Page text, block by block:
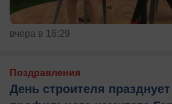
вчера в 16:29
Поздравления
День строителя